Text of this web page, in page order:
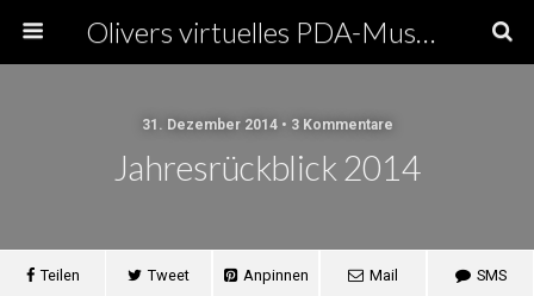
Olivers virtuelles PDA-Museum
31. Dezember 2014 • 3 Kommentare
Jahresrückblick 2014
Teilen Tweet Anpinnen Mail SMS